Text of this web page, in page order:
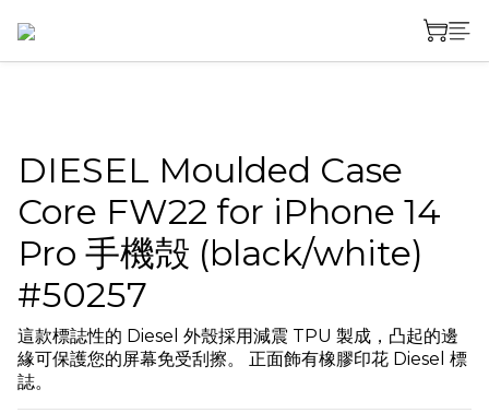
DIESEL Moulded Case
Core FW22 for iPhone 14
Pro 手機殻 (black/white)
#50257
這款標誌性的 Diesel 外殼採用減震 TPU 製成，凸起的邊
緣可保護您的屏幕免受刮擦。 正面飾有橡膠印花 Diesel 標
誌。